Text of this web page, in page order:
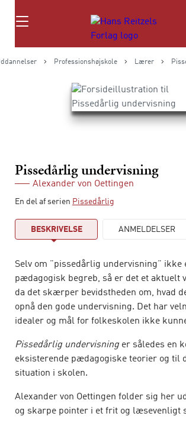
Søg
Professionshøjskole Lærer
Pissedårlig undervisning
Alexander von Oettingen
En del af serien Pissedårlig
BESKRIVELSE ANMELDELSER
Selv om ”pissedårlig undervisning”
pædagogisk begreb, så er det et aktuelt
da det skærper bevidstheden om, hvad
opnå den gode undervisning. Det har
idealer og mål for folkeskolen ikke
Pissedårlig undervisning er således en
eksisterende pædagogiske teorier og til
situation i skolen.
Alexander von Oettingen folder sig her
og skarpe pointer i et frit og læsevenligt